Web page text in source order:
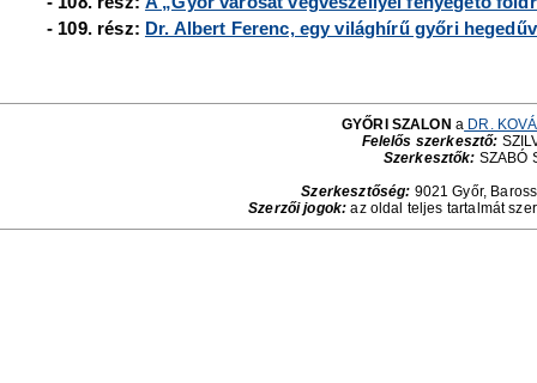
- 109. rész: Dr. Albert Ferenc, egy világhírű győri
GYŐRI SZALON a DR.
Felelős szerkesztő:
Szerkesztők: SZABÓ
Szerkesztőség: 9021 Győr,
Szerzői jogok: az oldal teljes tartalmát